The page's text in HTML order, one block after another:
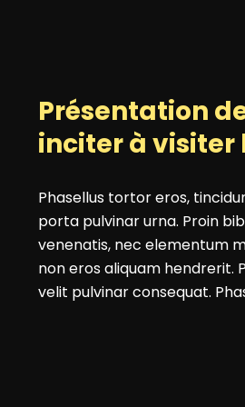
Présentation
inciter à visiter
Phasellus tortor eros,
porta pulvinar urna. Proin
venenatis, nec elementum
non eros aliquam hendrerit.
velit pulvinar consequat.